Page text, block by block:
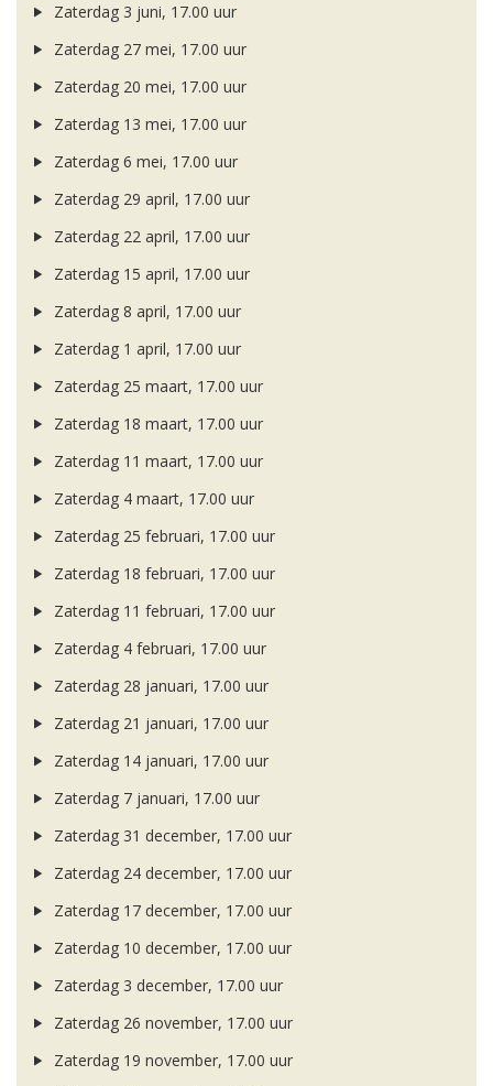
Zaterdag 3 juni, 17.00 uur
Zaterdag 27 mei, 17.00 uur
Zaterdag 20 mei, 17.00 uur
Zaterdag 13 mei, 17.00 uur
Zaterdag 6 mei, 17.00 uur
Zaterdag 29 april, 17.00 uur
Zaterdag 22 april, 17.00 uur
Zaterdag 15 april, 17.00 uur
Zaterdag 8 april, 17.00 uur
Zaterdag 1 april, 17.00 uur
Zaterdag 25 maart, 17.00 uur
Zaterdag 18 maart, 17.00 uur
Zaterdag 11 maart, 17.00 uur
Zaterdag 4 maart, 17.00 uur
Zaterdag 25 februari, 17.00 uur
Zaterdag 18 februari, 17.00 uur
Zaterdag 11 februari, 17.00 uur
Zaterdag 4 februari, 17.00 uur
Zaterdag 28 januari, 17.00 uur
Zaterdag 21 januari, 17.00 uur
Zaterdag 14 januari, 17.00 uur
Zaterdag 7 januari, 17.00 uur
Zaterdag 31 december, 17.00 uur
Zaterdag 24 december, 17.00 uur
Zaterdag 17 december, 17.00 uur
Zaterdag 10 december, 17.00 uur
Zaterdag 3 december, 17.00 uur
Zaterdag 26 november, 17.00 uur
Zaterdag 19 november, 17.00 uur